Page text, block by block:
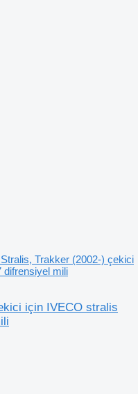
Trakker (2002-) çekici
difrensiyel mili
için IVECO stralis